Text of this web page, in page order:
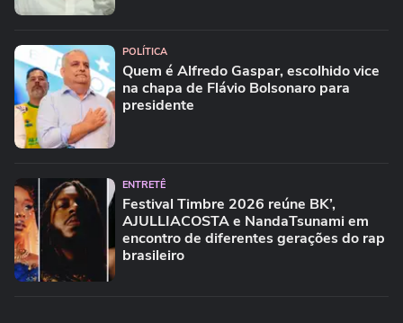
POLÍTICA
Quem é Alfredo Gaspar, escolhido vice
na chapa de Flávio Bolsonaro para
presidente
ENTRETÊ
Festival Timbre 2026 reúne BK’,
AJULLIACOSTA e NandaTsunami em
encontro de diferentes gerações do rap
brasileiro